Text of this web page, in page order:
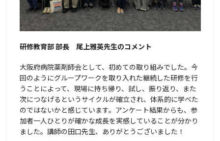
研修教育部 部長 尾上雅英先生のコメント
大阪府病院薬剤師会として、初めての取り組みでした。今
回のようにグループワークを取り入れた継続した研修を行
うことによって、現場に持ち帰り、試し、振り返り、また
次につなげるというサイクルが確立され、体系的に学べた
のではないかと感じています。アンケート結果からも、参
加者一人ひとりが確かな成長を実感していることが分かり
ました。講師の田口先生、ありがとうございました！